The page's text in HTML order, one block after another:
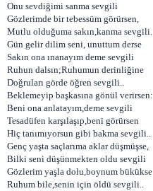
Onu sevdiğimi sanma sevgili
Gözlerimde bir tebessüm görürsen,
Mutlu olduğuma sakın,kanma sevgili.
Gün gelir dilim seni, unuttum derse
Sakın ona ınanayım deme sevgili
Ruhun dalsın;Ruhumun derinliğine
Doğruları görde öğren sevgili..
Beklemeyip başkasına gönül verirsen:
Beni ona anlatayım,deme sevgili
Tesadüfen karşılaşıp,beni görürsen
Hiç tanımıyorsun gibi bakma sevgili..
Genç yaşta saçlarıma aklar düşmüşse,
Bilki seni düşünmekten oldu sevgili
Gözlerim yaşla dolu,boynum bükükse
Ruhum bile,senin için öldü sevgili..